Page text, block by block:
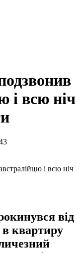
і всю ніч
від
в квартиру